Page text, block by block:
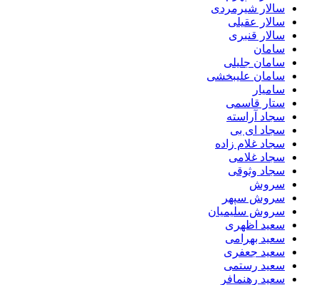
سالار شیرمردی
سالار عقیلی
سالار قنبری
سامان
سامان جلیلی
سامان علیبخشی
سامیار
ستار قاسمی
سجاد آراسته
سجاد ای بی
سجاد غلام زاده
سجاد غلامی
سجاد وثوقى
سروش
سروش سپهر
سروش سلیمیان
سعید اظهری
سعید بهرامی
سعید جعفری
سعید رستمی
سعید رهنمافر